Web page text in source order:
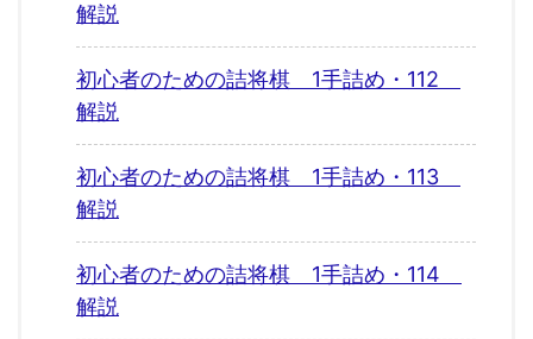
解説
初心者のための詰将棋 1手詰め・112
解説
初心者のための詰将棋 1手詰め・113
解説
初心者のための詰将棋 1手詰め・114
解説